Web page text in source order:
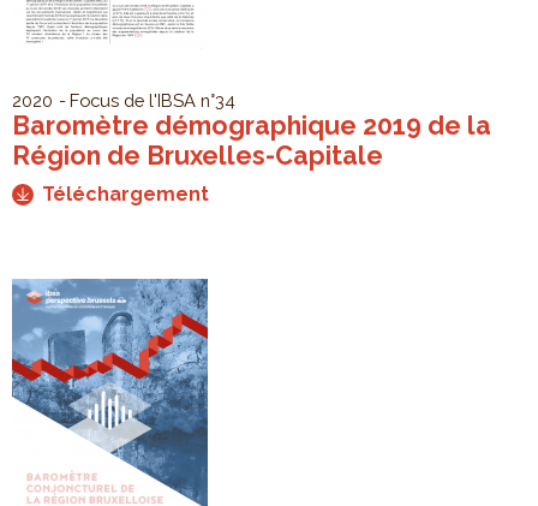
2020 Focus de l'IBSA n°34
Baromètre démographique 2019 de la
Région de Bruxelles-Capitale
Téléchargement